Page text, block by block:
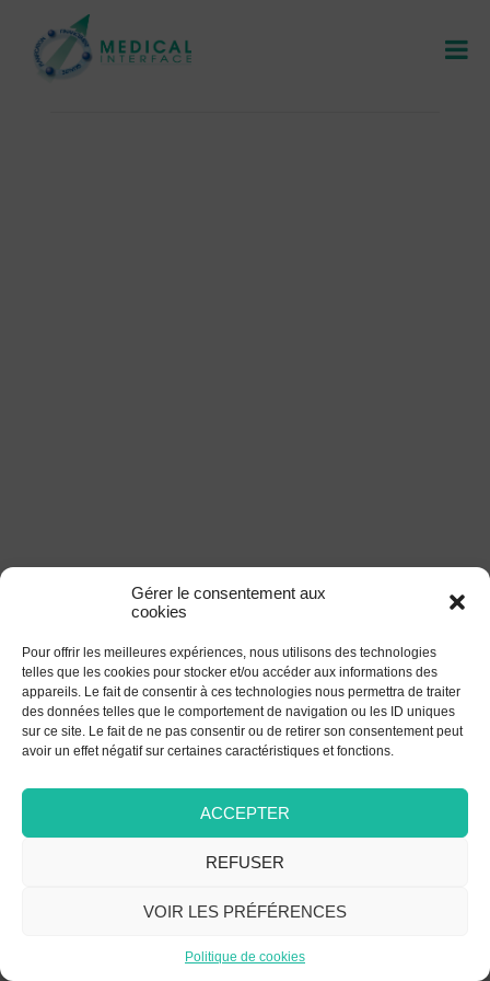
Gérer le consentement aux
cookies
Pour offrir les meilleures expériences, nous utilisons des technologies
telles que les cookies pour stocker et/ou accéder aux informations des
appareils. Le fait de consentir à ces technologies nous permettra de traiter
des données telles que le comportement de navigation ou les ID uniques
sur ce site. Le fait de ne pas consentir ou de retirer son consentement peut
avoir un effet négatif sur certaines caractéristiques et fonctions.
ACCEPTER
REFUSER
VOIR LES PRÉFÉRENCES
Politique de cookies